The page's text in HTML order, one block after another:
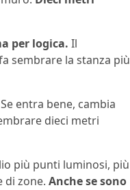
per logica. Il
sembrare la stanza più
entra bene, cambia
dieci metri
più punti luminosi, più
di zone. Anche se sono